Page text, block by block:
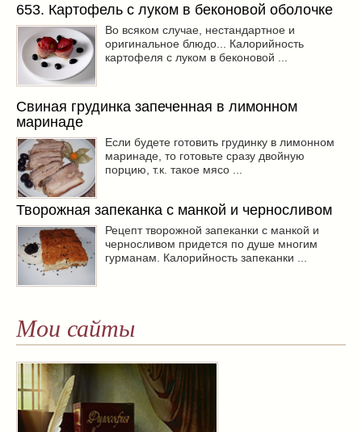
653. Картофель с луком в беконовой оболочке
Во всяком случае, нестандартное и
оригинальное блюдо... Калорийность
картофеля с луком в беконовой ...
Свиная грудинка запеченная в лимонном
маринаде
Если будете готовить грудинку в лимонном
маринаде, то готовьте сразу двойную
порцию, т.к. такое мясо ...
Творожная запеканка с манкой и черносливом
Рецепт творожной запеканки с манкой и
черносливом придется по душе многим
гурманам. Калорийность запеканки ...
Мои сайты